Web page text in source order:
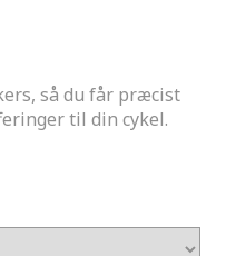
så du får præcist
til din cykel.